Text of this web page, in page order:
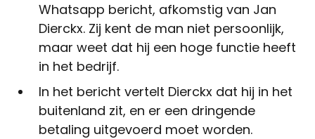
Whatsapp bericht, afkomstig van Jan
Dierckx. Zij kent de man niet persoonlijk,
maar weet dat hij een hoge functie heeft
in het bedrijf.
In het bericht vertelt Dierckx dat hij in het
buitenland zit, en er een dringende
betaling uitgevoerd moet worden.